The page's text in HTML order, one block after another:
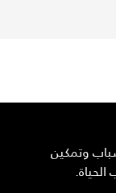
وتمكين